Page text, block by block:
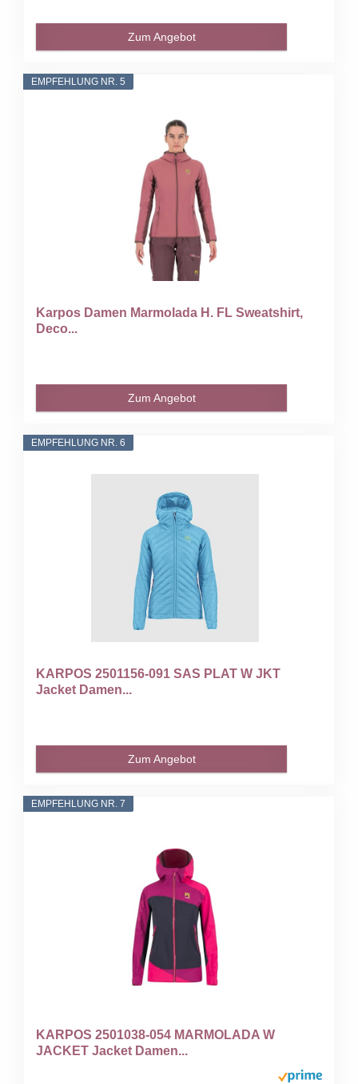
Zum Angebot
EMPFEHLUNG NR. 5
Karpos Damen Marmolada H. FL Sweatshirt,
Deco...
Zum Angebot
EMPFEHLUNG NR. 6
KARPOS 2501156-091 SAS PLAT W JKT
Jacket Damen...
Zum Angebot
EMPFEHLUNG NR. 7
KARPOS 2501038-054 MARMOLADA W
JACKET Jacket Damen...